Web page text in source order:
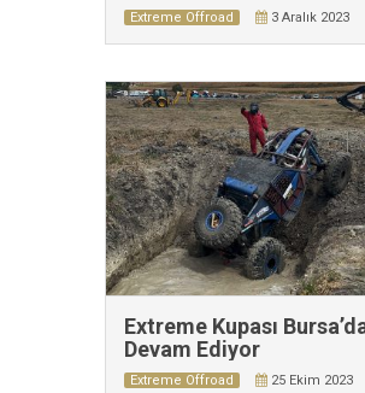
Extreme Offroad 3 Aralık 2023
Extreme Kupası
Devam Ediyor
Extreme Offroad 25 Ekim 2023